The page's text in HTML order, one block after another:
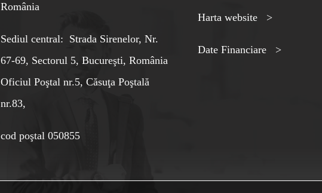
România
Sediul central: Strada Sirenelor, Nr.
67-69, Sectorul 5, Bucureşti, România
Oficiul Poştal nr.5, Căsuţa Poştală
nr.83,
cod poştal 050855
Harta website >
Date Financiare >